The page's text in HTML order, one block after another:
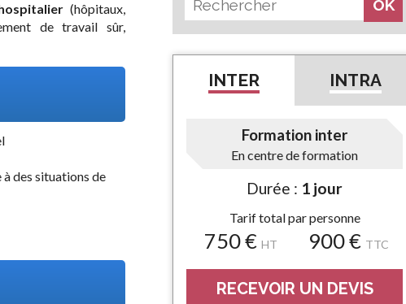
(hôpitaux,
de travail sûr,
des situations de
INTER INTRA
Formation inter
En centre de formation
Durée : 1 jour
Tarif total par personne
750 € HT 900 € TTC
RECEVOIR UN DEVIS